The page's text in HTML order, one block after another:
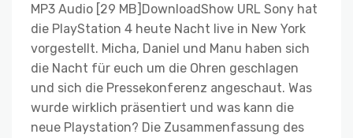
MP3 Audio [29 MB]DownloadShow URL Sony hat
die PlayStation 4 heute Nacht live in New York
vorgestellt. Micha, Daniel und Manu haben sich
die Nacht für euch um die Ohren geschlagen
und sich die Pressekonferenz angeschaut. Was
wurde wirklich präsentiert und was kann die
neue Playstation? Die Zusammenfassung des